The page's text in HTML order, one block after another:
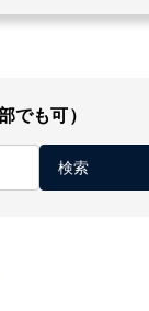
でも可）
検索